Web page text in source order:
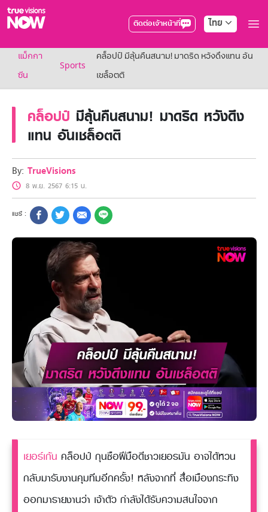
ติดต่อเจ้าหน้าที่ ไทย
True AF2026
แพ็กเกจ
NOW SPORTS
NOW Muay Thai
แพ็กเกจทรูวิชันส์นาวทั้งหมด
เคเบิลและจานดาวเทียม
สิทธิพิเศษ
สิทธิพิเศษลูกค้าทรูวิชั่นส์
Showtime
HoReCa
แพ็กเกจสำหรับผู้ประกอบการ
หาร้านร่วมรายการ
FAQs
แม็กกา
ซีน
Sports
คล็อปป์ มีลุ้นคืนสนาม! มาดริด หวังดึงแทน อัน
เชล็อตติ
คล็อปป์ มีลุ้นคืนสนาม! มาดริด หวังดึง
แทน อันเชล็อตติ
By: TrueVisions
8 พ.ย. 2567 6:15 น.
เยอร์เก้น คล็อปป์ กุนซือฝีมือดีชาวเยอรมัน อาจได้หวน
กลับมารับงานคุมทีมอีกครั้ง! หลังจากที่ สื่อเมืองกระทิง
ออกมารายงานว่า เจ้าตัว กำลังได้รับความสนใจจาก